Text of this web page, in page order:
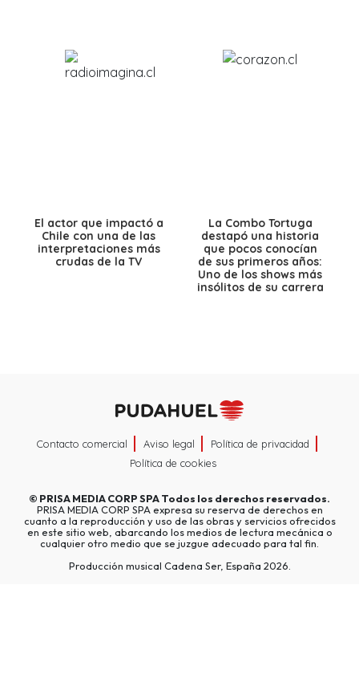
El actor que impactó a
Chile con una de las
interpretaciones más
crudas de la TV
La Combo Tortuga
destapó una historia
que pocos conocían
de sus primeros años:
Uno de los shows más
insólitos de su carrera
Contacto comercial Aviso legal
Política de privacidad
Política de cookies
© PRISA MEDIA CORP SPATodos los derechos reservados.
PRISA MEDIA CORP SPA expresa su reserva de derechos en
cuanto a la reproducción y uso de las obras y servicios ofrecidos
en este sitio web, abarcando los medios de lectura mecánica o
cualquier otro medio que se juzgue adecuado para tal fin.
Producción musical Cadena Ser, España 2026.